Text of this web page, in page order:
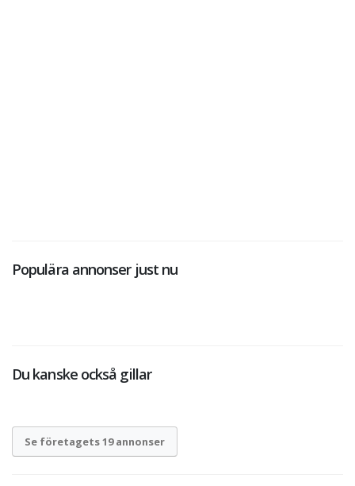
Populära annonser just nu
Du kanske också gillar
Se företagets 19 annonser